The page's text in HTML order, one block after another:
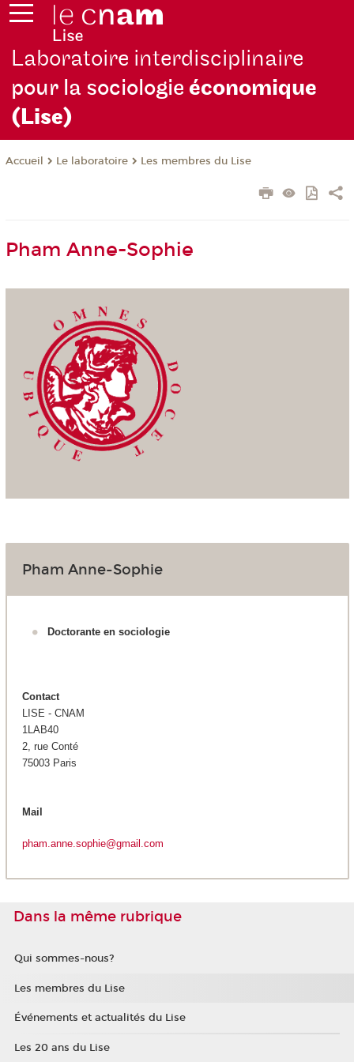
Laboratoire interdisciplinaire
pour la sociologieéconomique
(Lise)
Accueil Le laboratoire Les membres du Lise
Pham Anne-Sophie
Pham Anne-Sophie
Doctorante en sociologie
Contact
LISE - CNAM
1LAB40
2, rue Conté
75003 Paris
Mail
pham.anne.sophie@gmail.com
Dans la même rubrique
Qui sommes-nous?
Les membres du Lise
Événements et actualités du Lise
Les 20 ans du Lise